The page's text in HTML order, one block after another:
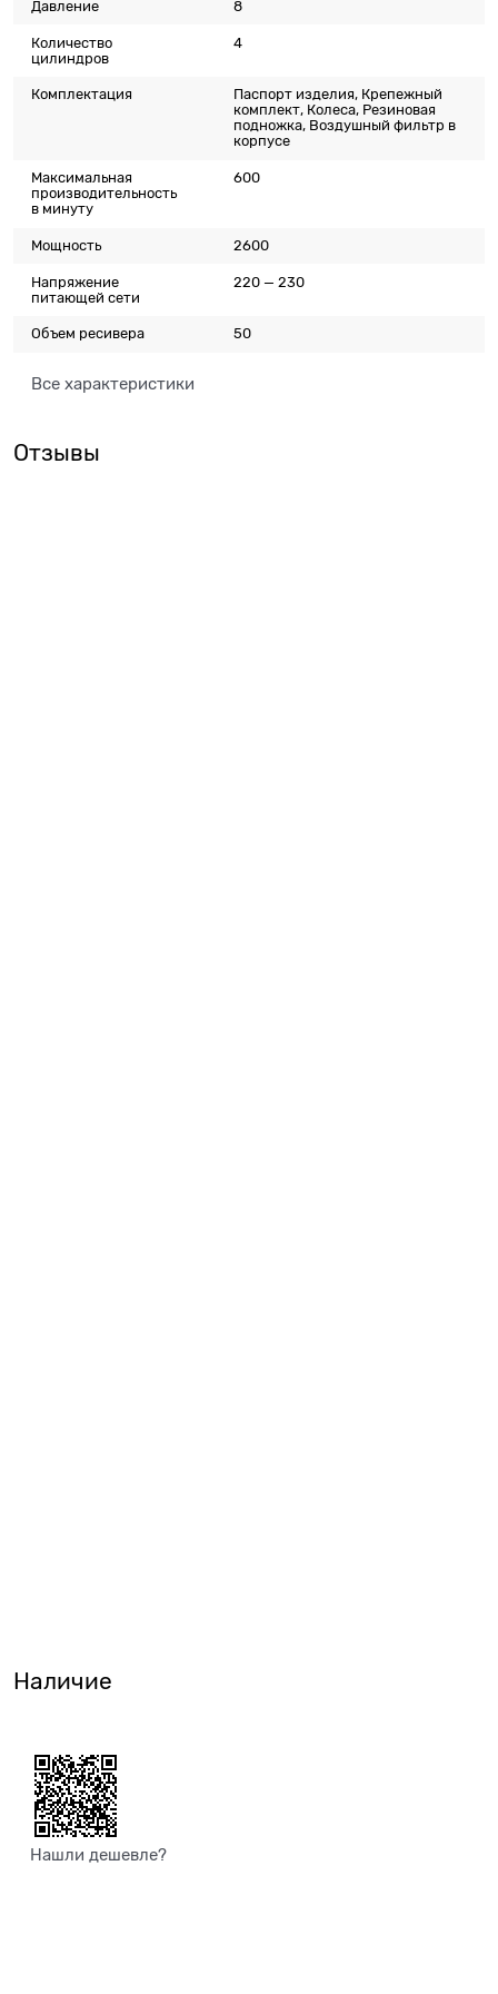
Давление 8
Количество
цилиндров
4
Комплектация
Паспорт изделия, Крепежный
комплект, Колеса, Резиновая
подножка, Воздушный фильтр в
корпусе
Максимальная
производительность
в минуту
600
Мощность 2600
Напряжение
питающей сети
220 — 230
Объем ресивера 50
Все характеристики
Отзывы
Наличие
Нашли дешевле?